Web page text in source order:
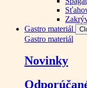
Gastro materiál
Gastro materiál
Novinky